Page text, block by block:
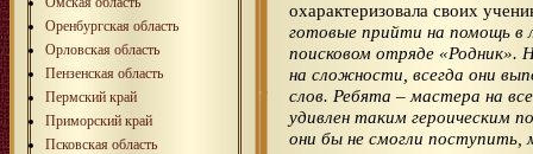
Оренбургская область
Орловская область
Пензенская область
Пермский край
Приморский край
Псковская область
охарактеризовала своих
готовые прийти на помощь
поисковом отряде «Родник».
на сложности, всегда они
слов. Ребята – мастера на
удивлен таким героическим
они бы не смогли